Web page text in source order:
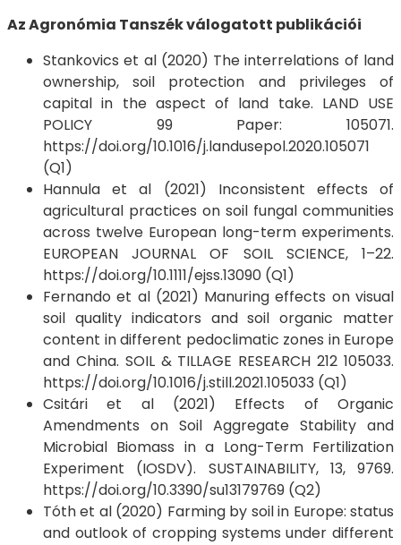
Az Agronómia Tanszék válogatott publikációi
Stankovics et al (2020) The interrelations of land
ownership, soil protection and privileges of
capital in the aspect of land take. LAND USE
POLICY 99 Paper: 105071.
https://doi.org/10.1016/j.landusepol.2020.105071
(Q1)
Hannula et al (2021) Inconsistent effects of
agricultural practices on soil fungal communities
across twelve European long-term experiments.
EUROPEAN JOURNAL OF SOIL SCIENCE, 1–22.
https://doi.org/10.1111/ejss.13090 (Q1)
Fernando et al (2021) Manuring effects on visual
soil quality indicators and soil organic matter
content in different pedoclimatic zones in Europe
and China. SOIL & TILLAGE RESEARCH 212 105033.
https://doi.org/10.1016/j.still.2021.105033 (Q1)
Csitári et al (2021) Effects of Organic
Amendments on Soil Aggregate Stability and
Microbial Biomass in a Long-Term Fertilization
Experiment (IOSDV). SUSTAINABILITY, 13, 9769.
https://doi.org/10.3390/su13179769 (Q2)
Tóth et al (2020) Farming by soil in Europe: status
and outlook of cropping systems under different